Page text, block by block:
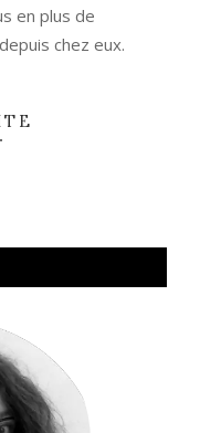
en plus de
chez eux.